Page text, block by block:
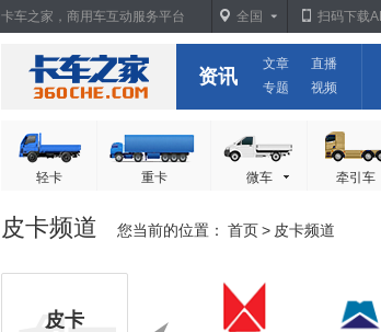
卡车之家，商用车互动服务平台 全国 扫码下载
资讯
文章
直播
专题
视频
轻卡 重卡 微车 牵引车
皮卡频道 您当前的位置： 首页> 皮卡频道
皮卡